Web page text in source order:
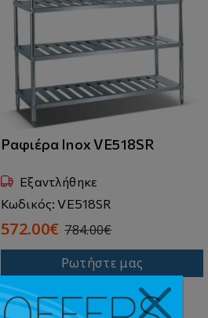
Ραφιέρα Inox VE518SR
Εξαντλήθηκε
Κωδικός: VE518SR
572.00€ 784.00€
Ρωτήστε μας